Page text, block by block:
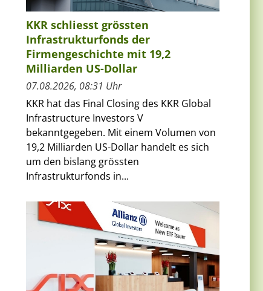
KKR schliesst grössten
Infrastrukturfonds der
Firmengeschichte mit 19,2
Milliarden US-Dollar
07.08.2026, 08:31 Uhr
KKR hat das Final Closing des KKR Global
Infrastructure Investors V
bekanntgegeben. Mit einem Volumen von
19,2 Milliarden US-Dollar handelt es sich
um den bislang grössten
Infrastrukturfonds in...